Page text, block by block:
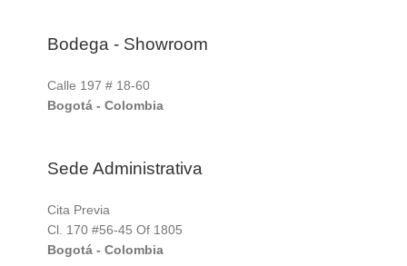
Bodega - Showroom
Calle 197 # 18-60
Bogotá - Colombia
Sede Administrativa
Cita Previa
Cl. 170 #56-45 Of 1805
Bogotá - Colombia